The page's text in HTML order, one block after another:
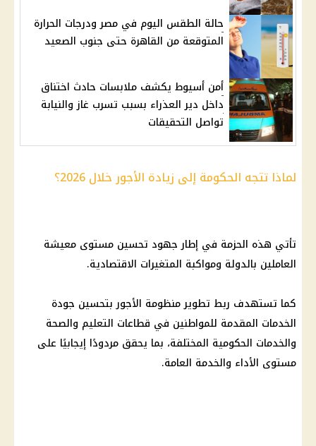
حالة الطقس اليوم في مصر ودرجات الحرارة
المتوقعة من القاهرة حتى جنوب الصعيد
أمن أسيوط يكشف ملابسات حادث اختناق
داخل دير العذراء بسبب تسرب غاز والنيابة
تواصل التحقيقات
لماذا تتجه الحكومة إلى زيادة الأجور خلال 2026؟
تأتي هذه الحزمة في إطار جهود تحسين مستوى معيشة
العاملين بالدولة ومواكبة المتغيرات الاقتصادية.
كما تستهدف ربط تطوير منظومة الأجور بتحسين جودة
الخدمات المقدمة للمواطنين في قطاعات التعليم والصحة
والخدمات الحكومية المختلفة، بما يحقق مردودًا إيجابيًا على
مستوى الأداء والخدمة العامة.